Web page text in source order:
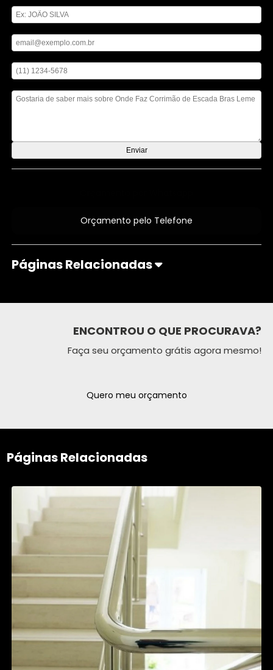
Orçamento pelo Telefone
Páginas Relacionadas
ENCONTROU O QUE PROCURAVA?
Faça seu orçamento grátis agora mesmo!
Quero meu orçamento
Páginas Relacionadas